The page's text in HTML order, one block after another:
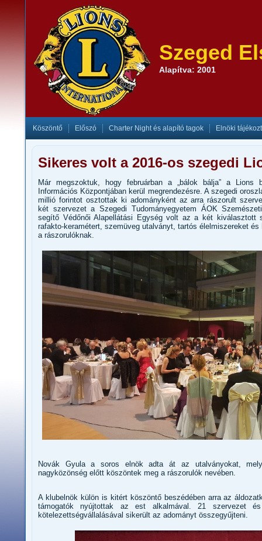
Szeged
Alapítva: 2001
Köszöntő Előszó Charter Night és alapító tagok Elnöki
Sikeres volt a 2016-os szegedi
Már megszoktuk, hogy februárban a „bálok bálja” a Lions
Információs Központjában kerül megrendezésre. A szegedi
millió forintot osztottak ki adományként az arra rászorult
két szervezet a Szegedi Tudományegyetem ÁOK
segítő Védőnői Alapellátási Egység volt az a két kiválasztott
rafakto-keramétert, szemüveg utalványt, tartós élelmiszereket
a rászorulóknak.
Novák Gyula a soros elnök adta át az utalványokat,
nagyközönség előtt köszöntek meg a rászorulók nevében.
A klubelnök külön is kitért köszöntő beszédében arra az
támogatók nyújtottak az est alkalmával. 21 szervezet
kötelezettségvállalásával sikerült az adományt összegyűjteni.